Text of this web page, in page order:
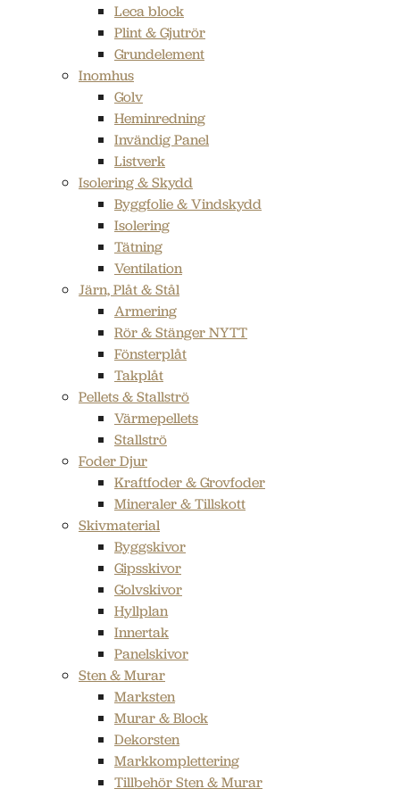
Leca block
Plint & Gjutrör
Grundelement
Inomhus
Golv
Heminredning
Invändig Panel
Listverk
Isolering & Skydd
Byggfolie & Vindskydd
Isolering
Tätning
Ventilation
Järn, Plåt & Stål
Armering
Rör & Stänger NYTT
Fönsterplåt
Takplåt
Pellets & Stallströ
Värmepellets
Stallströ
Foder Djur
Kraftfoder & Grovfoder
Mineraler & Tillskott
Skivmaterial
Byggskivor
Gipsskivor
Golvskivor
Hyllplan
Innertak
Panelskivor
Sten & Murar
Marksten
Murar & Block
Dekorsten
Markkomplettering
Tillbehör Sten & Murar